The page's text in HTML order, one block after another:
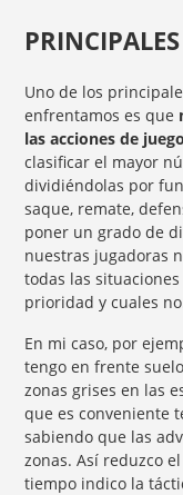
Uno de los
enfrentamos es que
las acciones de
clasificar el mayor
dividiéndolas por
saque, remate,
poner un grado de
nuestras jugadoras
todas las
prioridad y cuales
En mi caso, por
tengo en frente
zonas grises en las
que es conveniente
sabiendo que las
zonas. Así reduzco
tiempo indico la